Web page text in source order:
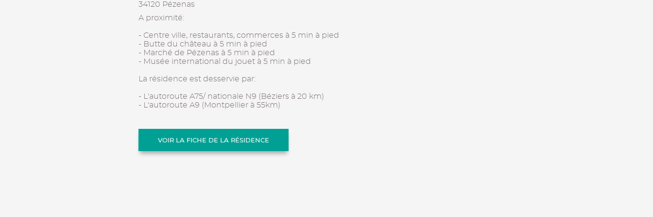
34120 Pézenas
A proximité:
- Centre ville, restaurants, commerces à 5 min à pied
- Butte du château à 5 min à pied
- Marché de Pézenas à 5 min à pied
- Musée international du jouet à 5 min à pied
La résidence est desservie par:
- L'autoroute A75/ nationale N9 (Béziers à 20 km)
- L'autoroute A9 (Montpellier à 55km)
VOIR LA FICHE DE LA RÉSIDENCE